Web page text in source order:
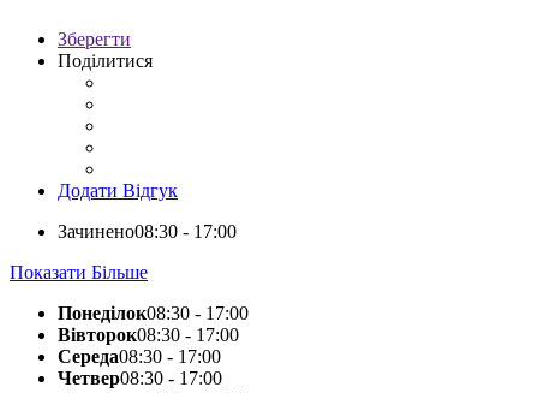
Зберегти
Поділитися
Додати Відгук
Зачинено08:30 - 17:00
Показати Більше
Понеділок08:30 - 17:00
Вівторок08:30 - 17:00
Середа08:30 - 17:00
Четвер08:30 - 17:00